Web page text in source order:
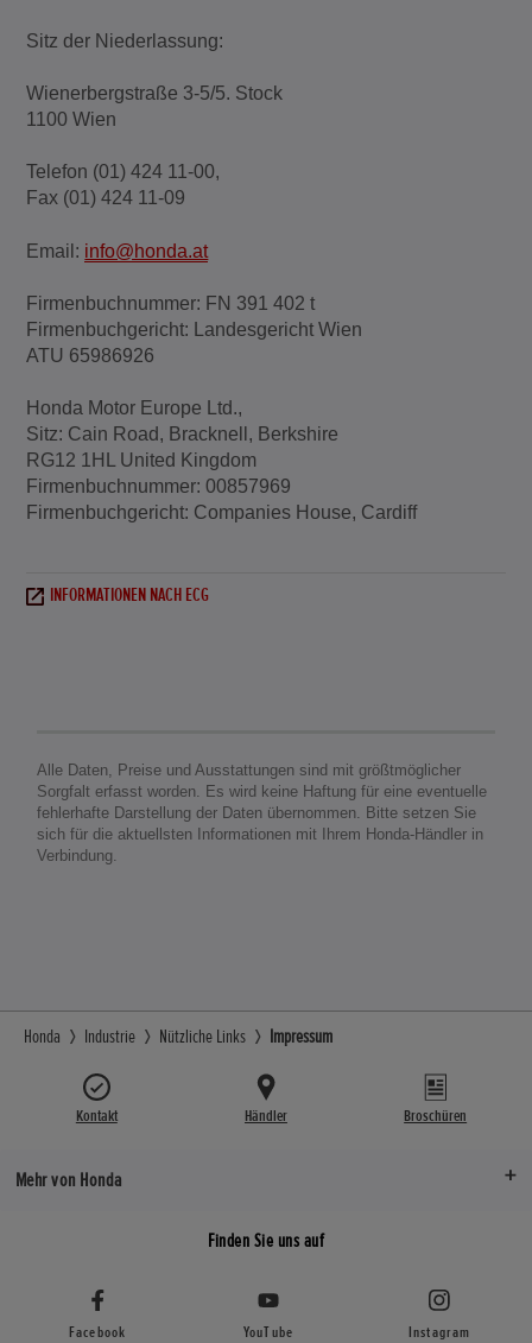
Sitz der Niederlassung:
Wienerbergstraße 3-5/5. Stock
1100 Wien
Telefon (01) 424 11-00,
Fax (01) 424 11-09
Email: info@honda.at
Firmenbuchnummer: FN 391 402 t
Firmenbuchgericht: Landesgericht Wien
ATU 65986926
Honda Motor Europe Ltd.,
Sitz: Cain Road, Bracknell, Berkshire
RG12 1HL United Kingdom
Firmenbuchnummer: 00857969
Firmenbuchgericht: Companies House, Cardiff
INFORMATIONEN NACH ECG
Alle Daten, Preise und Ausstattungen sind mit größtmöglicher
Sorgfalt erfasst worden. Es wird keine Haftung für eine eventuelle
fehlerhafte Darstellung der Daten übernommen. Bitte setzen Sie
sich für die aktuellsten Informationen mit Ihrem Honda-Händler in
Verbindung.
Honda Industrie Nützliche Links Impressum
Kontakt Händler Broschüren
Mehr von Honda
Finden Sie uns auf
Facebook YouTube Instagram